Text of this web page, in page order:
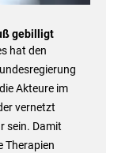
gebilligt
hat den
Akteure im
vernetzt
sein. Damit
Therapien